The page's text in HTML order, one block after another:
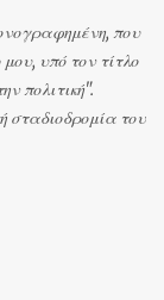
Πολέμου...
που
υπό τον τίτλο
πολιτική".
σταδιοδρομία του
φορά. Το άρθρο